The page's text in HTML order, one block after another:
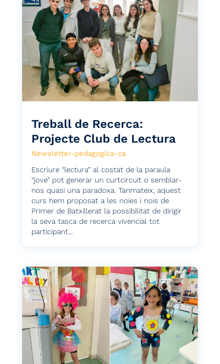
Treball de Recerca:
Projecte Club de Lectura
Newsletter-pedagogica-ca
Escriure “lectura” al costat de la paraula
“jove” pot generar un curtcircuit o semblar-
nos quasi una paradoxa. Tanmateix, aquest
curs hem proposat a les noies i nois de
Primer de Batxillerat la possibilitat de dirigir
la seva tasca de recerca vivencial tot
participant...